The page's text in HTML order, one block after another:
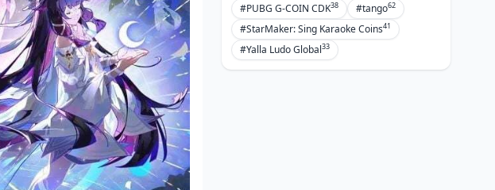
#PUBG G-COIN CDK38 #tango62
#StarMaker: Sing Karaoke Coins41
#Yalla Ludo Global33